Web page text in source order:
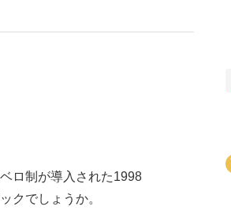
ロ制が導入された1998
クでしょうか。